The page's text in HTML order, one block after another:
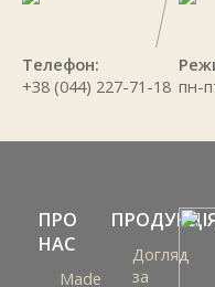
Телефон:
+38 (044) 227-71-18 пн-
ПРО
НАС
Made
Догляд
за